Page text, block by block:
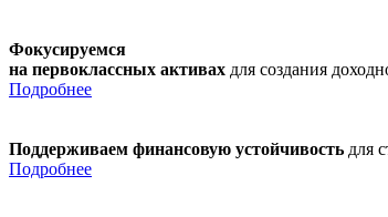
Фокусируемся
на первоклассных активах для создания
Подробнее
Поддерживаем финансовую устойчивость для
Подробнее